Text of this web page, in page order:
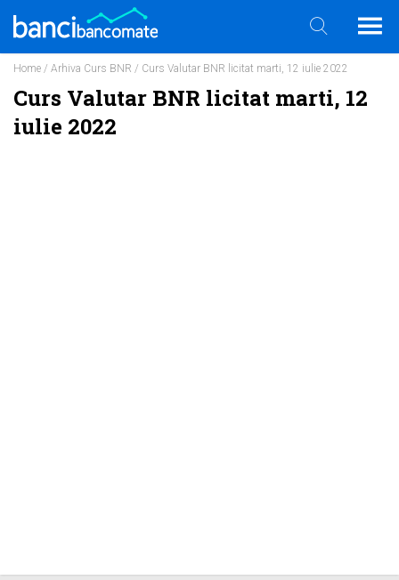
Home / Arhiva Curs BNR / Curs Valutar BNR licitat marti, 12 iulie 2022
Curs Valutar BNR licitat marti, 12
iulie 2022